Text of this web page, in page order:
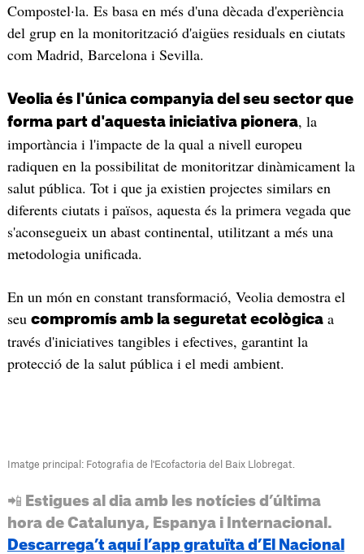
Compostel·la. Es basa en més d'una dècada d'experiència
del grup en la monitorització d'aigües residuals en ciutats
com Madrid, Barcelona i Sevilla.
Veolia és l'única companyia del seu sector que
forma part d'aquesta iniciativa pionera, la
importància i l'impacte de la qual a nivell europeu
radiquen en la possibilitat de monitoritzar dinàmicament la
salut pública. Tot i que ja existien projectes similars en
diferents ciutats i països, aquesta és la primera vegada que
s'aconsegueix un abast continental, utilitzant a més una
metodologia unificada.
En un món en constant transformació, Veolia demostra el
seu compromís amb la seguretat ecològicaa
través d'iniciatives tangibles i efectives, garantint la
protecció de la salut pública i el medi ambient.
Imatge principal: Fotografia de l'Ecofactoria del Baix Llobregat.
📲 Estigues al dia amb les notícies d’última
hora de Catalunya, Espanya i Internacional.
Descarrega’t aquí l’app gratuïta d’El Nacional